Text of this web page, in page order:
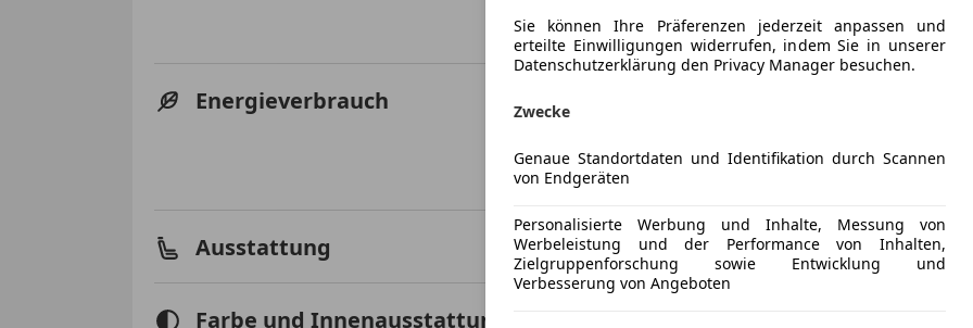
Energieverbrauch Umweltplakette
CO₂-Emissionen
124 g/km
Ausstattung Komfort
2-Zonen-
Armlehne
Mehr anzeigen
Farbe und Innenausstattung
Sie können Ihre Präferenzen jederzeit anpassen und
erteilte Einwilligungen widerrufen, indem Sie in unserer
Datenschutzerklärung den Privacy Manager besuchen.
Zwecke
Genaue Standortdaten und Identifikation durch Scannen
von Endgeräten
Personalisierte Werbung und Inhalte, Messung von
Werbeleistung und der Performance von Inhalten,
Zielgruppenforschung sowie Entwicklung und
Verbesserung von Angeboten